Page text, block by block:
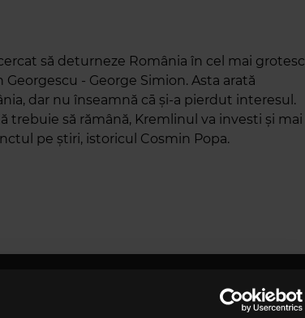
să deturneze România în cel mai grotesc
- George Simion. Asta arată
dar nu înseamnă cā și-a pierdut interesul.
trebuie să rămână, Kremlinul va investi și mai
pe știri, istoricul Cosmin Popa.
sau în proces de acomodare cu răul?